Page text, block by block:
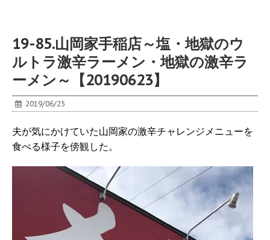
19-85.山岡家手稲店～塩・地獄のウ
ルトラ激辛ラーメン・地獄の激辛ラ
ーメン～【20190623】
2019/06/25
夫が気にかけていた山岡家の激辛チャレンジメニューを
食べる様子を傍観した。